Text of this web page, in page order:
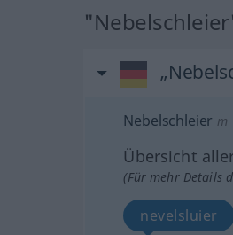
Nebelschleier m
Übersicht
(Für mehr Details
nevelsluier